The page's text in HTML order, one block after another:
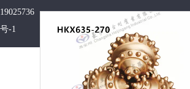
19025736
号-1